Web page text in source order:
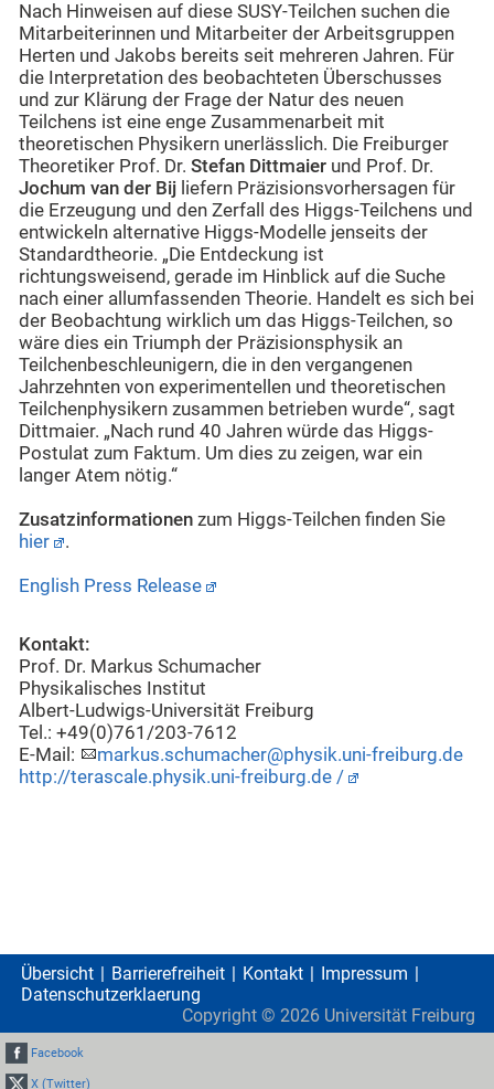
Nach Hinweisen auf diese SUSY-Teilchen suchen die
Mitarbeiterinnen und Mitarbeiter der Arbeitsgruppen
Herten und Jakobs bereits seit mehreren Jahren. Für
die Interpretation des beobachteten Überschusses
und zur Klärung der Frage der Natur des neuen
Teilchens ist eine enge Zusammenarbeit mit
theoretischen Physikern unerlässlich. Die Freiburger
Theoretiker Prof. Dr. Stefan Dittmaier und Prof. Dr.
Jochum van der Bij liefern Präzisionsvorhersagen für
die Erzeugung und den Zerfall des Higgs-Teilchens und
entwickeln alternative Higgs-Modelle jenseits der
Standardtheorie. „Die Entdeckung ist
richtungsweisend, gerade im Hinblick auf die Suche
nach einer allumfassenden Theorie. Handelt es sich bei
der Beobachtung wirklich um das Higgs-Teilchen, so
wäre dies ein Triumph der Präzisionsphysik an
Teilchenbeschleunigern, die in den vergangenen
Jahrzehnten von experimentellen und theoretischen
Teilchenphysikern zusammen betrieben wurde“, sagt
Dittmaier. „Nach rund 40 Jahren würde das Higgs-
Postulat zum Faktum. Um dies zu zeigen, war ein
langer Atem nötig.“
Zusatzinformationen zum Higgs-Teilchen finden Sie
hier
.
English Press Release
Kontakt:
Prof. Dr. Markus Schumacher
Physikalisches Institut
Albert-Ludwigs-Universität Freiburg
Tel.: +49(0)761/203-7612
E-Mail:
markus.schumacher@physik.uni-freiburg.de
http://terascale.physik.uni-freiburg.de /
Übersicht Barrierefreiheit Kontakt
Impressum
Datenschutzerklaerung
Copyright © 2026 Universität Freiburg
Facebook
X (Twitter)